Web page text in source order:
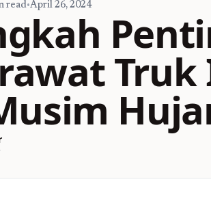
read•April 26, 2024